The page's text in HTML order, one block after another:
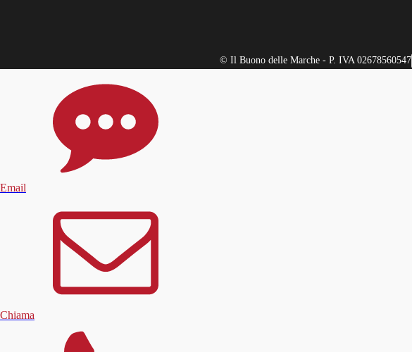
© Il Buono delle Marche - P. IVA 02678560547
Email
Chiama